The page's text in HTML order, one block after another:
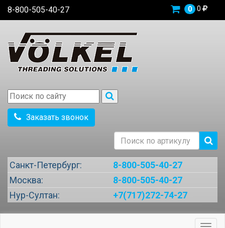
8-800-505-40-27 0 0
Заказать звонок
Санкт-Петербург:
8-800-505-40-27
Москва:
8-800-505-40-27
Нур-Султан:
+7(717)272-74-27